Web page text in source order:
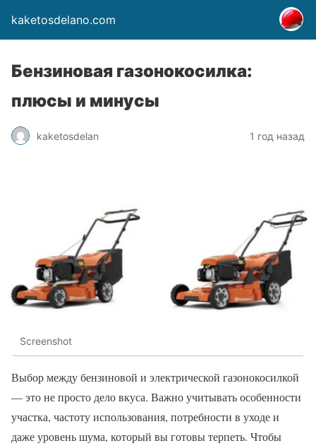
kaketosdelano.com
Бензиновая газонокосилка:
плюсы и минусы
kaketosdelan 1 год назад
Screenshot
Выбор между бензиновой и электрической газонокосилкой
— это не просто дело вкуса. Важно учитывать особенности
участка, частоту использования, потребности в уходе и
даже уровень шума, который вы готовы терпеть. Чтобы